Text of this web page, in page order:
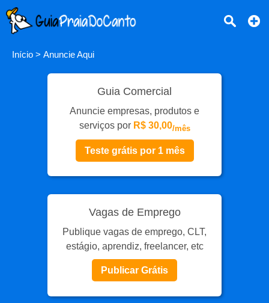
Início > Anuncie Aqui
Guia Comercial
Anuncie empresas, produtos e
serviços por R$ 30,00/mês
Teste grátis por 1 mês
Vagas de Emprego
Publique vagas de emprego, CLT,
estágio, aprendiz, freelancer, etc
Publicar Grátis